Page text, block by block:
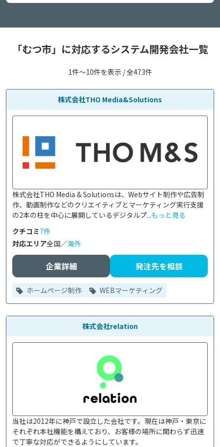
「むつ市」に対応するシステム開発会社一覧
1件〜10件を表示 / 全473件
株式会社THO Media&Solutions
株式会社THO Media & Solutionsは、Webサイト制作や広告制
作、動画制作などのクリエイティブとマーケティング実行支援
の2本の柱を中心に展開しているデジタルプ...もっと見る
クチコミ7件
対応エリア全国／海外
企業詳細 発注先を相談
ホームページ制作 WEBマーケティング
株式会社relation
当社は2012年に神戸で設立した会社です。現在は神戸・東京に
それぞれ本社機能を構えており、お客様の場所に関わらず迅速
で丁寧な対応ができるようにしています。